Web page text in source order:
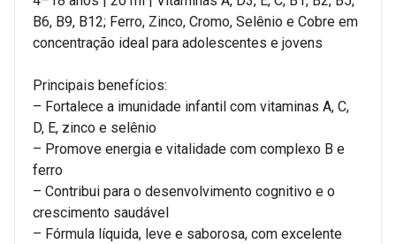
B6, B9, B12; Ferro, Zinco, Cromo, Selênio e Cobre em
concentração ideal para adolescentes e jovens
Principais benefícios:
– Fortalece a imunidade infantil com vitaminas A, C,
D, E, zinco e selênio
– Promove energia e vitalidade com complexo B e
ferro
– Contribui para o desenvolvimento cognitivo e o
crescimento saudável
– Fórmula líquida, leve e saborosa, com excelente